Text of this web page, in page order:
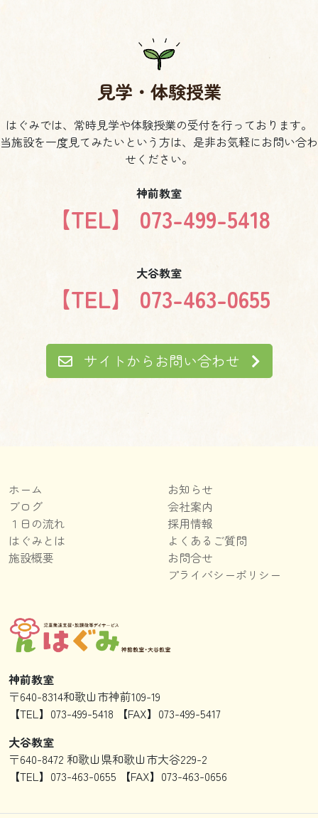
見学・体験授業
はぐみでは、常時見学や体験授業の受付を行っております。
当施設を一度見てみたいという方は、是非お気軽にお問い合わ
せください。
神前教室
【TEL】 073-499-5418
大谷教室
【TEL】 073-463-0655
サイトからお問い合わせ
神前教室
〒640-8314和歌山市神前109-19
【TEL】073-499-5418 【FAX】073-499-5417
大谷教室
〒640-8472 和歌山県和歌山市大谷229-2
【TEL】073-463-0655 【FAX】073-463-0656
ホーム
ブログ
１日の流れ
はぐみとは
施設概要
お知らせ
会社案内
採用情報
よくあるご質問
お問合せ
プライバシーポリシー